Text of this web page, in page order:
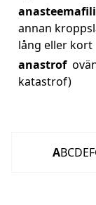
anasteemafili
annan
lång eller kort
anastrof
katastrof)
ABCDEF